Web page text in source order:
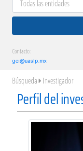
Contacto:
gci@uaslp.mx
Búsqueda Investigador
Perfil del